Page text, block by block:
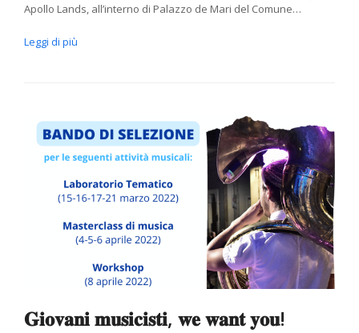
Apollo Lands, all’interno di Palazzo de Mari del Comune…
Leggi di più
𝐆𝐢𝐨𝐯𝐚𝐧𝐢 𝐦𝐮𝐬𝐢𝐜𝐢𝐬𝐭𝐢, 𝐰𝐞 𝐰𝐚𝐧𝐭 𝐲𝐨𝐮!